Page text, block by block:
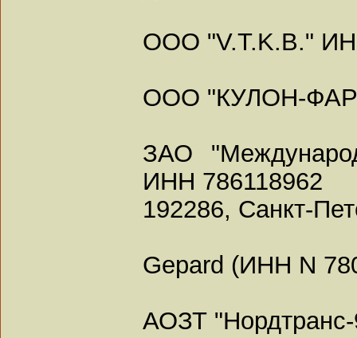
ООО "V.T.K.B."
ООО "КУЛОН-
ЗАО
ИНН 786118962
192286, Санкт-
Gepard (ИНН N
АОЗТ